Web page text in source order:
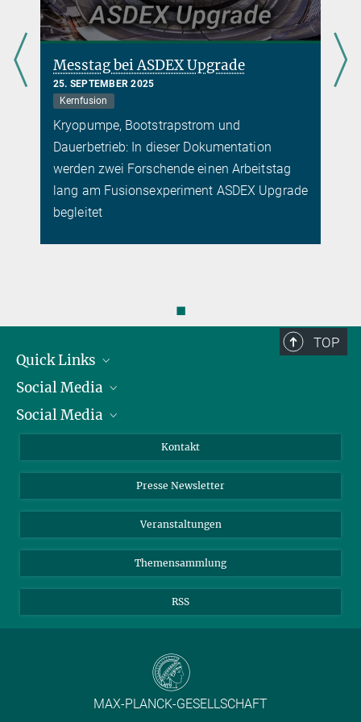
Messtag bei ASDEX Upgrade
25. SEPTEMBER 2025
Kernfusion
Kryopumpe, Bootstrapstrom und
Dauerbetrieb: In dieser Dokumentation
werden zwei Forschende einen Arbeitstag
lang am Fusionsexperiment ASDEX Upgrade
begleitet
◼
TOP
Quick Links
Präsident
Zahlen und Fakten
Meldestelle Fehlverhalten
Social Media
Bluesky
Social Media
YouTube
Kontakt
Presse Newsletter
Veranstaltungen
Themensammlung
RSS
MAX-PLANCK-GESELLSCHAFT